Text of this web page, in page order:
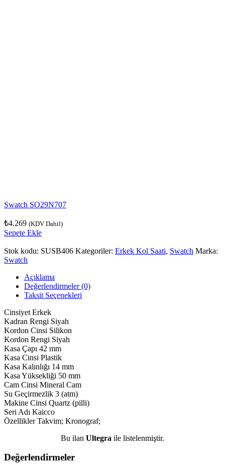
Swatch SO29N707
₺4.269 (KDV Dahil)
Sepete Ekle
Stok kodu: SUSB406 Kategoriler: Erkek Kol Saati, Swatch Marka:
Swatch
Açıklama
Değerlendirmeler (0)
Taksit Seçenekleri
Cinsiyet Erkek
Kadran Rengi Siyah
Kordon Cinsi Silikon
Kordon Rengi Siyah
Kasa Çapı 42 mm
Kasa Cinsi Plastik
Kasa Kalınlığı 14 mm
Kasa Yüksekliği 50 mm
Cam Cinsi Mineral Cam
Su Geçirmezlik 3 (atm)
Makine Cinsi Quartz (pilli)
Seri Adı Kaicco
Özellikler Takvim; Kronograf;
Bu ilan Ultegra ile listelenmiştir.
Değerlendirmeler